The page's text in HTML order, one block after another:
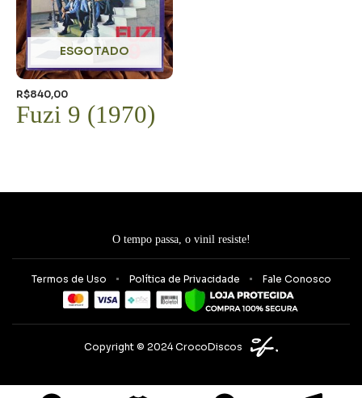
ESGOTADO
R$840,00
Fuzi 9 (1970)
O tempo passa, o vinil resiste!
Termos de Uso Política de Privacidade Fale Conosco
Copyright © 2024 CrocoDiscos